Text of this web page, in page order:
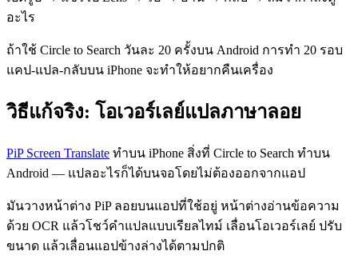
อะไร
ถ้าใช้ Circle to Search วันละ 20 ครั้งบน Android การทำ 20 รอบ
แคป-แปล-กลับบน iPhone จะทำให้อยากคืนเครื่อง
วิธีแก้จริง: โอเวอร์เลย์แปลภาษาลอย
PiP Screen Translate ทำบน iPhone สิ่งที่ Circle to Search ทำบน
Android — แปลอะไรก็ได้บนจอโดยไม่ต้องออกจากแอป
มันวางหน้าต่าง PiP ลอยบนแอปที่ใช้อยู่ หน้าต่างอ่านข้อความ
ด้วย OCR แล้วโชว์คำแปลแบบเรียลไทม์ เลื่อนโอเวอร์เลย์ ปรับ
ขนาด แล้วเลื่อนแอปข้างล่างได้ตามปกติ